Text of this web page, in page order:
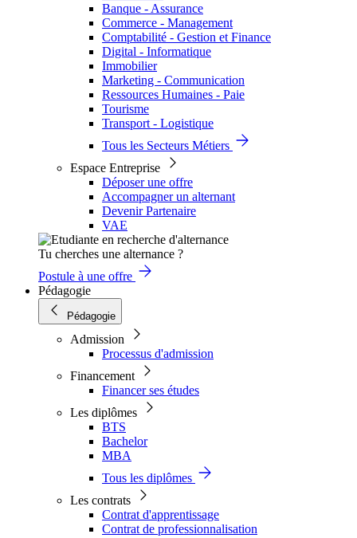
Banque - Assurance
Commerce - Management
Comptabilité - Gestion et Finance
Digital - Informatique
Immobilier
Marketing - Communication
Ressources Humaines - Paie
Tourisme
Transport - Logistique
Tous les Secteurs Métiers
Espace Entreprise
Déposer une offre
Accompagner un alternant
Devenir Partenaire
VAE
Tu cherches une alternance ?
Postule à une offre
Pédagogie
Pédagogie
Admission
Processus d'admission
Financement
Financer ses études
Les diplômes
BTS
Bachelor
MBA
Tous les diplômes
Les contrats
Contrat d'apprentissage
Contrat de professionnalisation